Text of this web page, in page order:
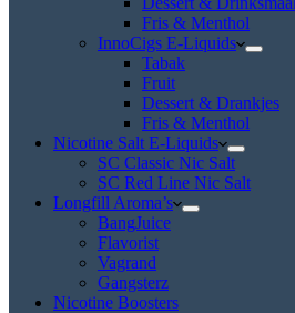
Fris & Menthol
InnoCigs E-Liquids
Tabak
Fruit
Dessert & Drankjes
Fris & Menthol
Nicotine Salt E-Liquids
SC Classic Nic Salt
SC Red Line Nic Salt
Longfill Aroma’s
BangJuice
Flavorist
Vagrand
Gangsterz
Nicotine Boosters